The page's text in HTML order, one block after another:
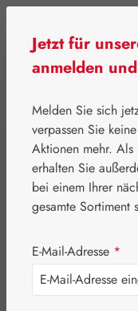
⌂ Gall
mg
Jetzt für
anmelden
Melden Sie sich
verpassen Sie
Aktionen mehr.
erhalten Sie
bei einem Ihrer
gesamte Sortiment
E-Mail-Adresse *